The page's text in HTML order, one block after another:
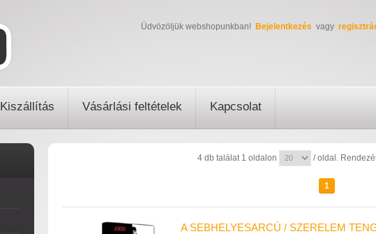
Üdvözöljük webshopunkban! Bejelentkezés vagy
Kiszállítás Vásárlási feltételek Kapcsolat
4 db találat 1 oldalon / oldal.
1
A SEBHELYESARCÚ / SZERELEM